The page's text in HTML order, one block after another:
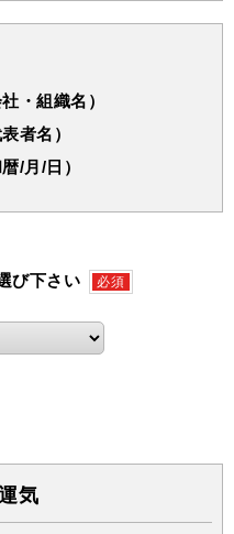
・組織名）
者名）
/月/日）
び下さい 必須
気